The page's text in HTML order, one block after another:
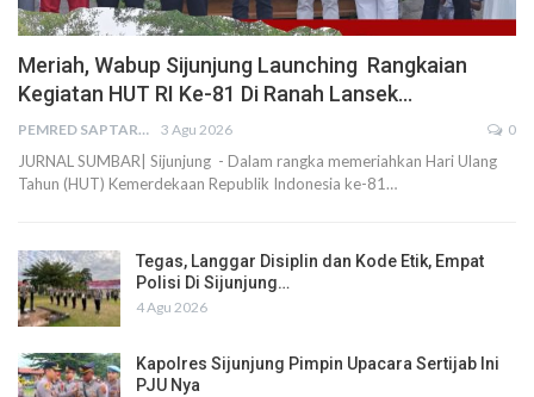
Meriah, Wabup Sijunjung Launching Rangkaian
Kegiatan HUT RI Ke-81 Di Ranah Lansek…
PEMRED SAPTARIUS 3 Agu 2026 0
JURNAL SUMBAR| Sijunjung - Dalam rangka memeriahkan Hari Ulang
Tahun (HUT) Kemerdekaan Republik Indonesia ke-81…
Tegas, Langgar Disiplin dan Kode Etik, Empat
Polisi Di Sijunjung…
4 Agu 2026
Kapolres Sijunjung Pimpin Upacara Sertijab Ini
PJU Nya